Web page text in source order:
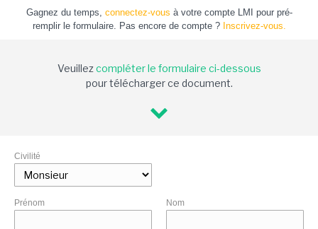
Gagnez du temps, connectez-vous à votre compte LMI pour pré-
remplir le formulaire. Pas encore de compte ? Inscrivez-vous.
Veuillezcompléter le formulaire ci-dessous
pour télécharger ce document.
Civilité
Prénom Nom